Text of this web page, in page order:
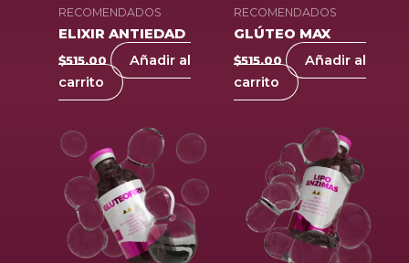
RECOMENDADOS
ELIXIR ANTIEDAD
$515.00
Añadir al
carrito
RECOMENDADOS
GLÚTEO MAX
$515.00
Añadir al
carrito